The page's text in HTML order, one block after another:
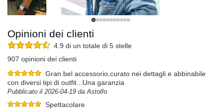
Opinioni dei clienti
4.9 di un totale di 5 stelle
907 opinioni dei clienti
Gran bel accessorio,curato nei dettagli e abbinabile
con diversi tipi di outfit...Una garanzia
Pubblicato il 2026-04-19 da Astolfo
Spettacolare